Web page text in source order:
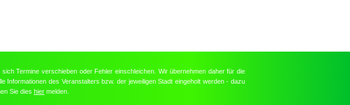
Termine verschieben oder Fehler einschleichen. Wir übernehmen daher für die
Informationen des Veranstalters bzw. der jeweiligen Stadt eingeholt werden - dazu
Sie dies hier melden.